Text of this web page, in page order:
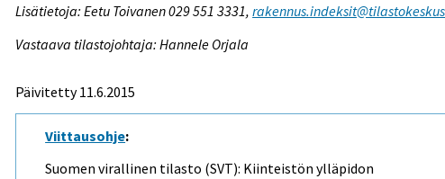
Lisätietoja: Eetu Toivanen 029 551 3331,
Vastaava tilastojohtaja: Hannele Orjala
Päivitetty 11.6.2015
Viittausohje:
Suomen virallinen tilasto (SVT): Kiinteistön ylläpidon